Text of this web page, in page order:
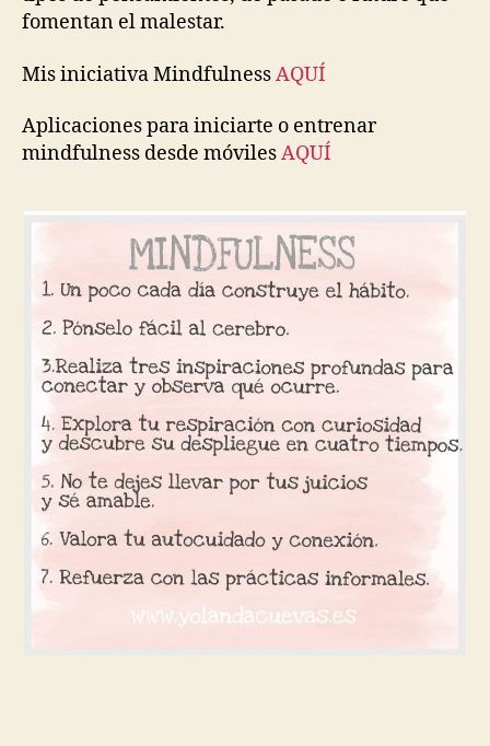
fomentan el malestar.
Mis iniciativa MindfulnessAQUÍ
Aplicaciones para iniciarte o entrenar
mindfulness desde móvilesAQUÍ